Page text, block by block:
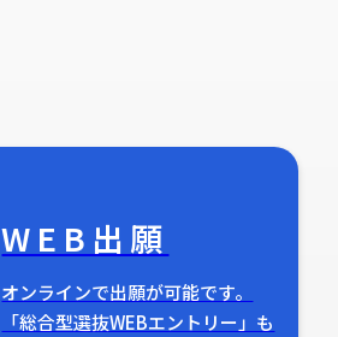
WEB出願
オンラインで出願が可能です。
「総合型選抜WEBエントリー」も